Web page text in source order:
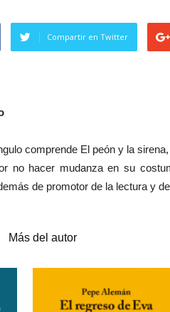
Compartir en Twitter
comprende El peón y la
no hacer mudanza en su
de promotor de la lectura y
Más del autor